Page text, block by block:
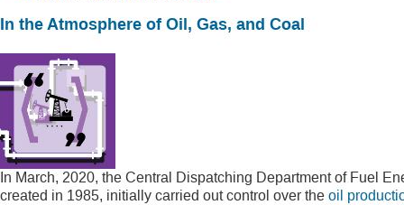
In the Atmosphere of Oil, Gas, and Coal
In March, 2020, the Central Dispatching Department of Fuel
created in 1985, initially carried out control over the oil